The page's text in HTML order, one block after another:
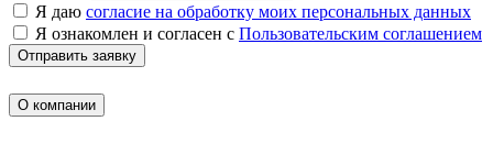
Я даю согласие на обработку моих персональных данных
Я ознакомлен и согласен с Пользовательским соглашением
Отправить заявку
О компании